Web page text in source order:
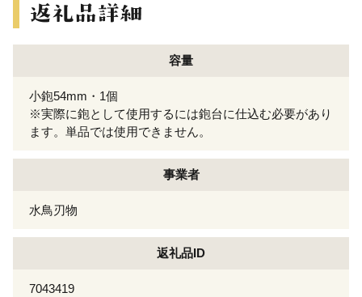
容量
小鉋54mm・1個
※実際に鉋として使用するには鉋台に仕込む必要があり
ます。単品では使用できません。
事業者
水鳥刃物
返礼品ID
7043419